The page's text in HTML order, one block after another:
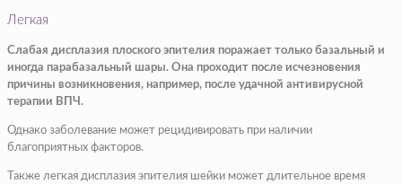
Легкая
Слабая дисплазия плоского эпителия поражает только базальный и
иногда парабазальный шары. Она проходит после исчезновения
причины возникновения, например, после удачной антивирусной
терапии ВПЧ.
Однако заболевание может рецидивировать при наличии
благоприятных факторов.
Также легкая дисплазия эпителия шейки может длительное время